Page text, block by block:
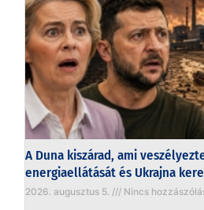
A Duna kiszárad, ami
energiaellátását és Ukrajna
2026. augusztus 5. Nincs